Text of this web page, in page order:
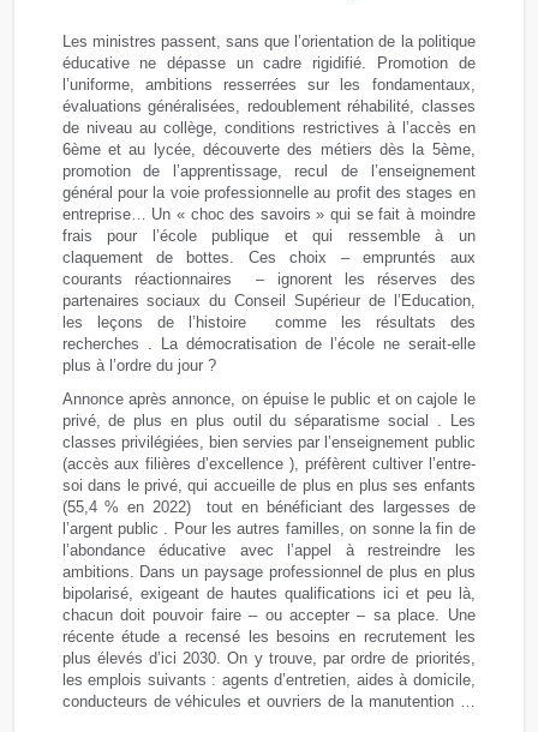
Les ministres passent, sans que l’orientation de la politique
éducative ne dépasse un cadre rigidifié. Promotion de
l’uniforme, ambitions resserrées sur les fondamentaux,
évaluations généralisées, redoublement réhabilité, classes
de niveau au collège, conditions restrictives à l’accès en
6ème et au lycée, découverte des métiers dès la 5ème,
promotion de l’apprentissage, recul de l’enseignement
général pour la voie professionnelle au profit des stages en
entreprise… Un « choc des savoirs » qui se fait à moindre
frais pour l’école publique et qui ressemble à un
claquement de bottes. Ces choix – empruntés aux
courants réactionnaires – ignorent les réserves des
partenaires sociaux du Conseil Supérieur de l’Education,
les leçons de l’histoire comme les résultats des
recherches . La démocratisation de l’école ne serait-elle
plus à l’ordre du jour ?
Annonce après annonce, on épuise le public et on cajole le
privé, de plus en plus outil du séparatisme social . Les
classes privilégiées, bien servies par l’enseignement public
(accès aux filières d’excellence ), préfèrent cultiver l’entre-
soi dans le privé, qui accueille de plus en plus ses enfants
(55,4 % en 2022) tout en bénéficiant des largesses de
l’argent public . Pour les autres familles, on sonne la fin de
l’abondance éducative avec l’appel à restreindre les
ambitions. Dans un paysage professionnel de plus en plus
bipolarisé, exigeant de hautes qualifications ici et peu là,
chacun doit pouvoir faire – ou accepter – sa place. Une
récente étude a recensé les besoins en recrutement les
plus élevés d’ici 2030. On y trouve, par ordre de priorités,
les emplois suivants : agents d’entretien, aides à domicile,
conducteurs de véhicules et ouvriers de la manutention …